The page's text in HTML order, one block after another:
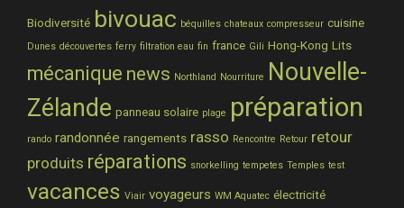
Biodiversité bivouac béquilles chateaux compresseur cuisine
Dunes découvertes ferry filtration eau fin france Gili Hong-Kong Lits
mécanique news Northland Nourriture Nouvelle-
Zélande panneau solaire plage préparation
rando randonnée rangements rasso Rencontre Retour retour
produits réparations snorkelling tempetes Temples test
vacances Viair voyageurs WM Aquatec électricité